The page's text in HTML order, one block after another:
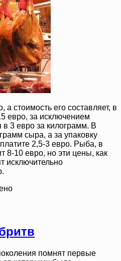
стоимость его составляет, в
евро, за исключением
в 3 евро за килограмм. В
сыра, а за упаковку
2,5-3 евро. Рыба, в
8-10 евро, но эти цены, как
исключительно
помнят первые